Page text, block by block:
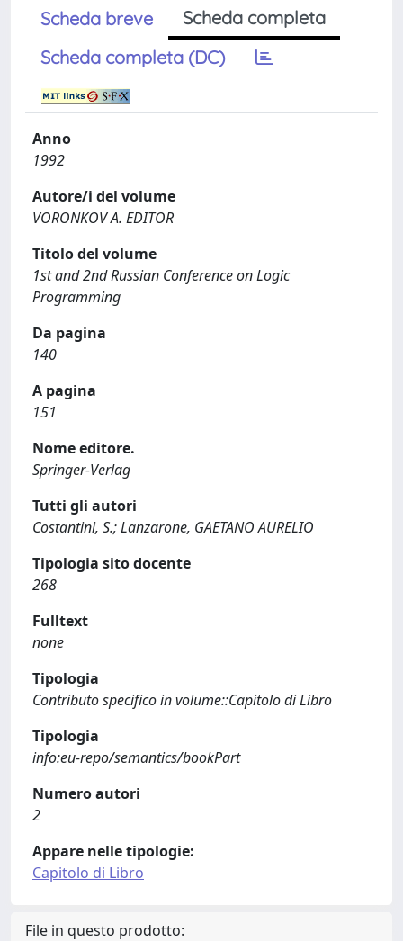
Scheda breve
Scheda completa
Scheda completa (DC)
Anno
1992
Autore/i del volume
VORONKOV A. EDITOR
Titolo del volume
1st and 2nd Russian Conference on Logic
Programming
Da pagina
140
A pagina
151
Nome editore.
Springer-Verlag
Tutti gli autori
Costantini, S.; Lanzarone, GAETANO AURELIO
Tipologia sito docente
268
Fulltext
none
Tipologia
Contributo specifico in volume::Capitolo di Libro
Tipologia
info:eu-repo/semantics/bookPart
Numero autori
2
Appare nelle tipologie:
Capitolo di Libro
File in questo prodotto: